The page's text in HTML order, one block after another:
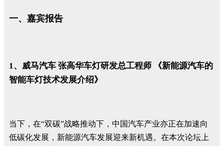
一、嘉宾报告
1、威马汽车 张高华车灯研发总工程师 《新能源汽车的
智能车灯技术发展介绍》
当下，在“双碳”战略推动下，中国汽车产业亦正在加速向
低碳化发展，新能源汽车发展迎来新机遇。在本次论坛上